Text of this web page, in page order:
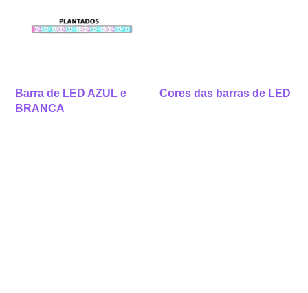
Barra de LED AZUL e
BRANCA
Cores das barras de LED